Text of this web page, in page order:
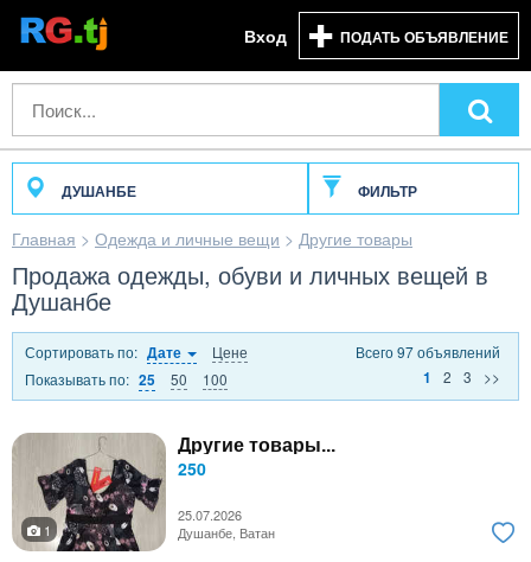
Вход ПОДАТЬ ОБЪЯВЛЕНИЕ
ДУШАНБЕ ФИЛЬТР
Главная > Одежда и личные вещи > Другие товары
Продажа одежды, обуви и личных вещей в
Душанбе
Сортировать по: Дате
Цене
Показывать по: 25 50 100
Всего 97 объявлений
1
2 3 >>
Другие товары...
250
25.07.2026
1
Душанбе, Ватан